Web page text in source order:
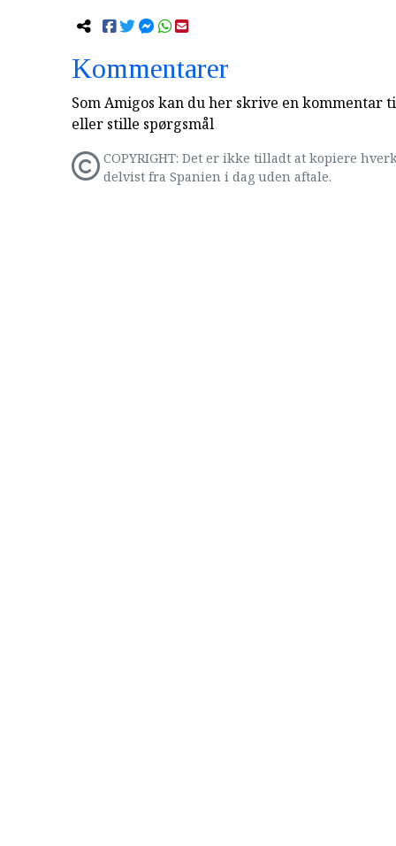
Kommentarer
Som Amigos kan du her skrive en kommentar
eller stille spørgsmål
COPYRIGHT: Det er ikke tilladt at kopiere
delvist fra Spanien i dag uden aftale.